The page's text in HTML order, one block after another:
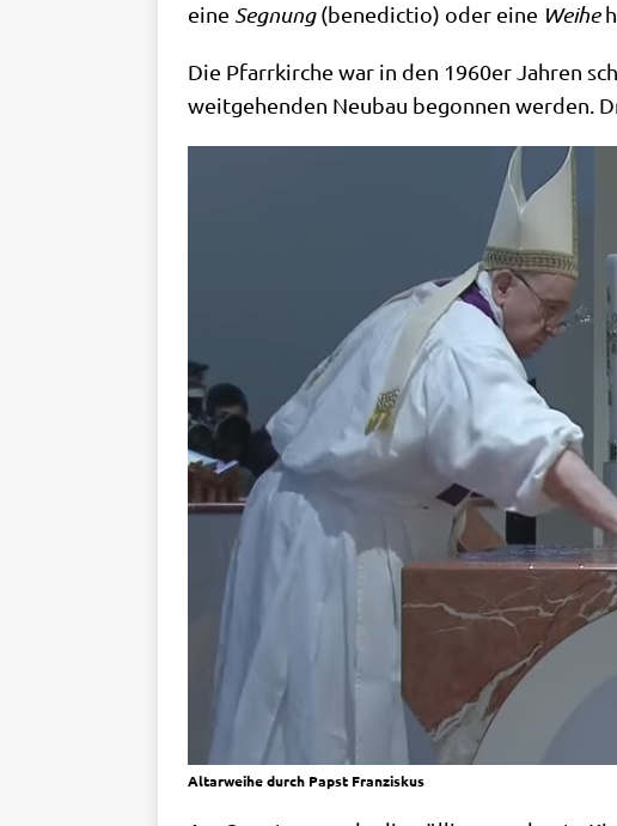
eine Seg­nung(bene­dic­tio) oder eine Wei­he
Die Pfarr­kir­che war in den 1960er Jah­ren
weit­ge­hen­den Neu­bau begon­nen wer­den.
Altar­wei­he durch Papst Franziskus